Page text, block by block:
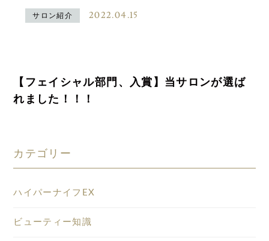
サロン紹介 2022.04.15
【フェイシャル部門、入賞】当サロンが選ば
れました！！！
カテゴリー
ハイパーナイフEX
ビューティー知識